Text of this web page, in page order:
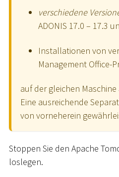
verschiedene
ADONIS 17.0 – 17.3
Installationen von
Management Office-
auf der gleichen
Eine ausreichende
von vorneherein
Stoppen Sie den Apache
loslegen.